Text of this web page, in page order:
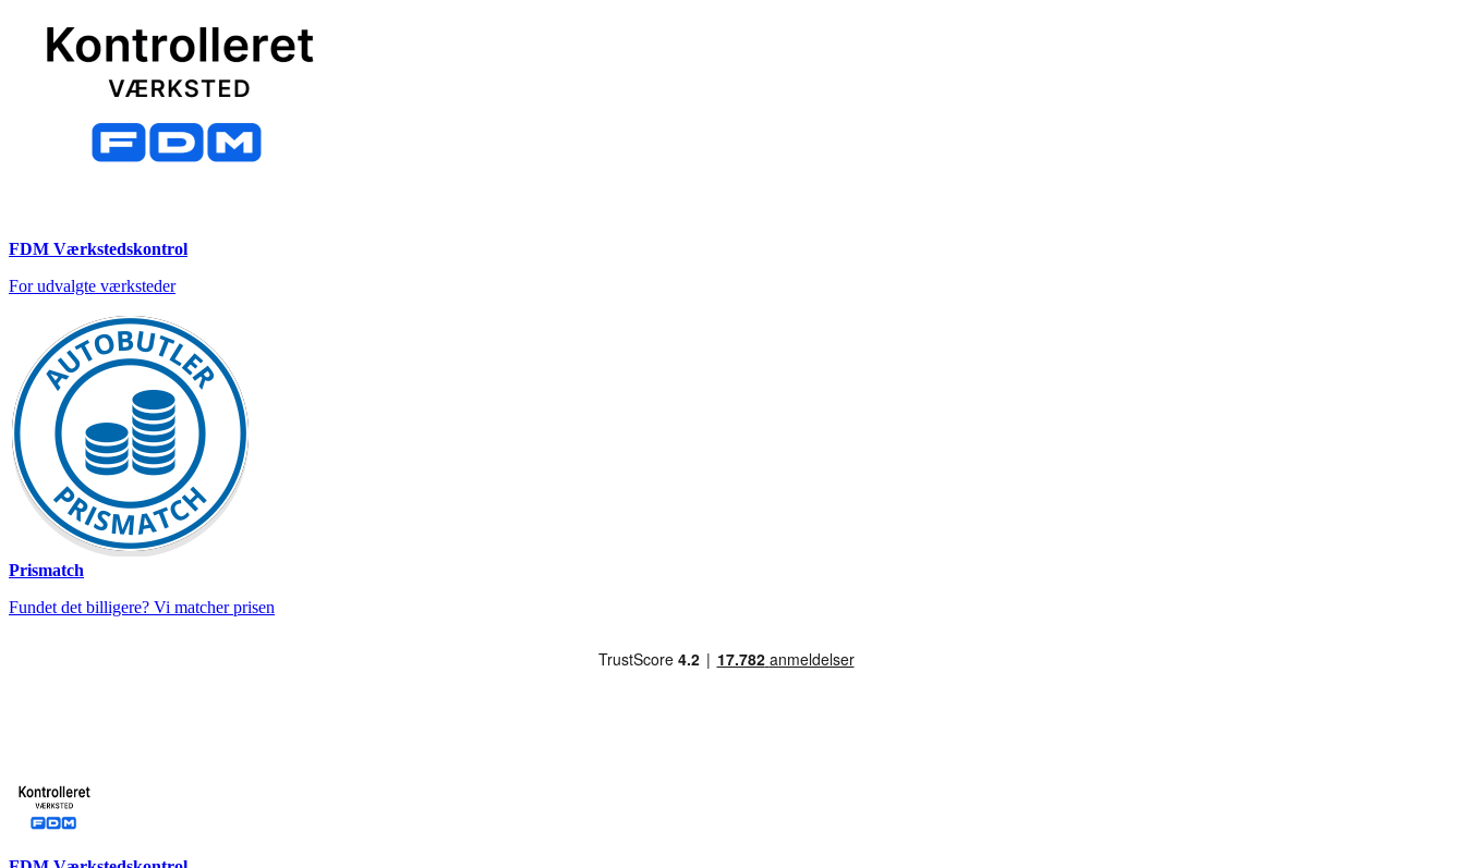
FDM Værkstedskontrol
For udvalgte værksteder
Prismatch
Fundet det billigere? Vi matcher prisen